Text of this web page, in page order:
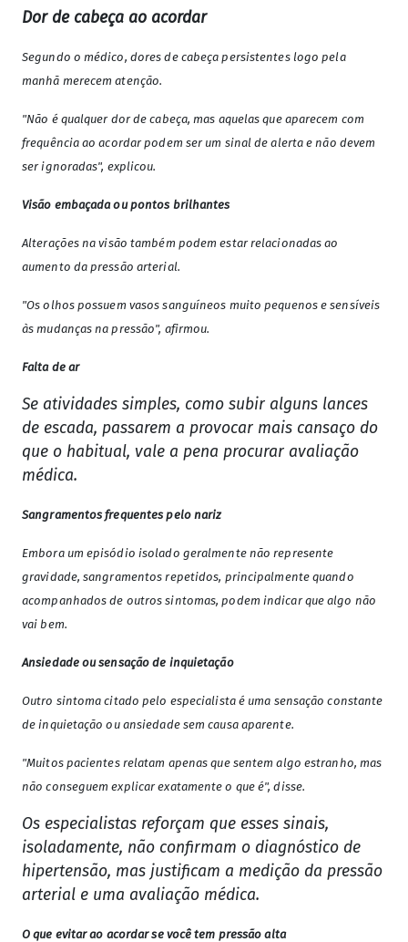
Dor de cabeça ao acordar
Segundo o médico, dores de cabeça persistentes logo pela
manhã merecem atenção.
"Não é qualquer dor de cabeça, mas aquelas que aparecem com
frequência ao acordar podem ser um sinal de alerta e não devem
ser ignoradas", explicou.
Visão embaçada ou pontos brilhantes
Alterações na visão também podem estar relacionadas ao
aumento da pressão arterial.
"Os olhos possuem vasos sanguíneos muito pequenos e sensíveis
às mudanças na pressão", afirmou.
Falta de ar
Se atividades simples, como subir alguns lances
de escada, passarem a provocar mais cansaço do
que o habitual, vale a pena procurar avaliação
médica.
Sangramentos frequentes pelo nariz
Embora um episódio isolado geralmente não represente
gravidade, sangramentos repetidos, principalmente quando
acompanhados de outros sintomas, podem indicar que algo não
vai bem.
Ansiedade ou sensação de inquietação
Outro sintoma citado pelo especialista é uma sensação constante
de inquietação ou ansiedade sem causa aparente.
"Muitos pacientes relatam apenas que sentem algo estranho, mas
não conseguem explicar exatamente o que é", disse.
Os especialistas reforçam que esses sinais,
isoladamente, não confirmam o diagnóstico de
hipertensão, mas justificam a medição da pressão
arterial e uma avaliação médica.
O que evitar ao acordar se você tem pressão alta